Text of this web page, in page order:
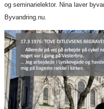
og seminarielektor. Nina laver
Byvandring.nu.